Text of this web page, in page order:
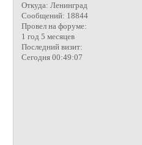
Откуда: Ленинград
Сообщений: 18844
Провел на форуме:
1 год 5 месяцев
Последний визит:
Сегодня 00:49:07